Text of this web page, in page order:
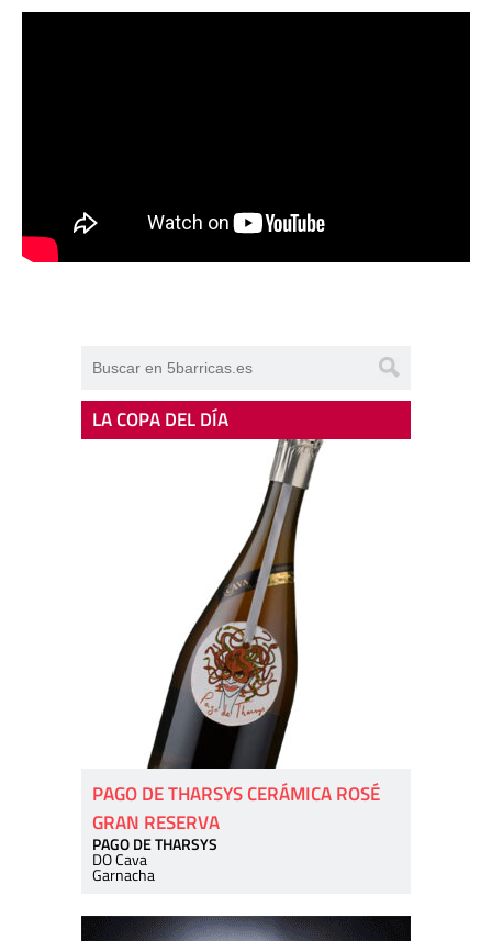
LA COPA DEL DÍA
PAGO DE THARSYS CERÁMICA ROSÉ
GRAN RESERVA
PAGO DE THARSYS
DO Cava
Garnacha